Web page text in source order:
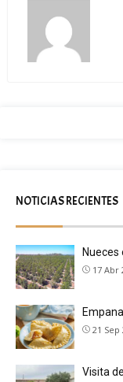
NOTICIAS RECIENTES
Nueces
17 Abr
21 Sep
Visita